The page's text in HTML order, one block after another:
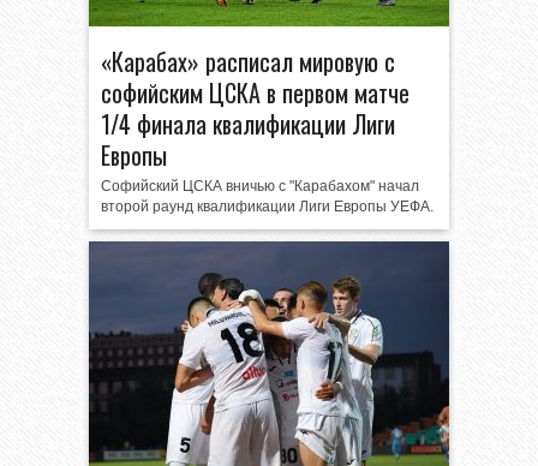
«Карабах» расписал мировую с
софийским ЦСКА в первом матче
1/4 финала квалификации Лиги
Европы
Софийский ЦСКА вничью с "Карабахом" начал
второй раунд квалификации Лиги Европы УЕФА.